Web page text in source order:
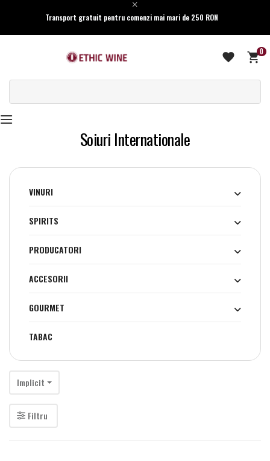
Transport gratuit pentru comenzi mai mari de 250 RON
0
Soiuri Internationale
VINURI
SPIRITS
PRODUCATORI
ACCESORII
GOURMET
TABAC
Implicit
Filtru